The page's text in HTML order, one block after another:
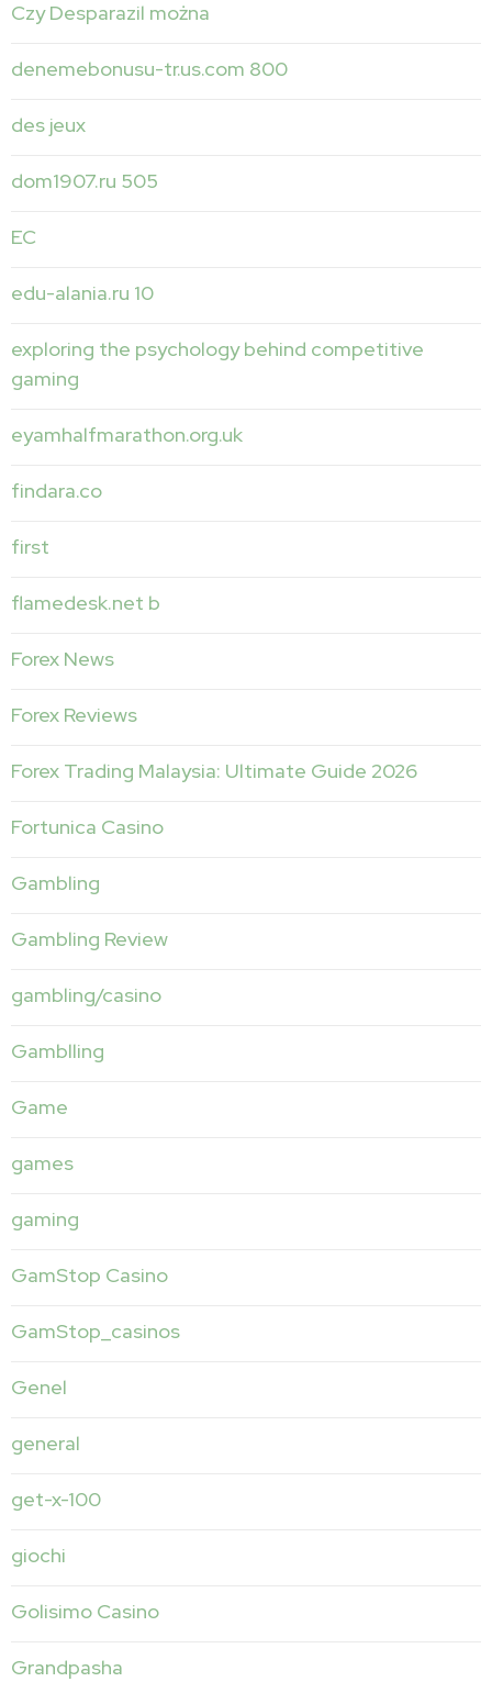
Czy Desparazil można
denemebonusu-tr.us.com 800
des jeux
dom1907.ru 505
EC
edu-alania.ru 10
exploring the psychology behind competitive
gaming
eyamhalfmarathon.org.uk
findara.co
first
flamedesk.net b
Forex News
Forex Reviews
Forex Trading Malaysia: Ultimate Guide 2026
Fortunica Casino
Gambling
Gambling Review
gambling/casino
Gamblling
Game
games
gaming
GamStop Casino
GamStop_casinos
Genel
general
get-x-100
giochi
Golisimo Casino
Grandpasha